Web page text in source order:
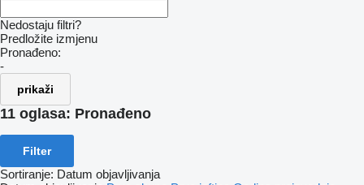
Nedostaju filtri?
Predložite izmjenu
Pronađeno:
-
prikaži
11 oglasa: Pronađeno
Filter
Sortiranje: Datum objavljivanja